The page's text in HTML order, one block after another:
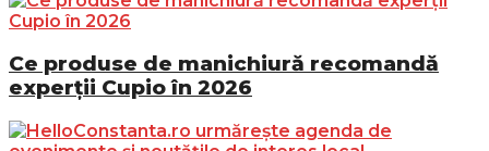
Ce produse de manichiură recomandă
experții Cupio în 2026